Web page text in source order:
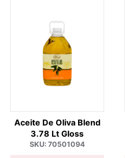
Aceite De Oliva Blend
3.78 Lt Gloss
SKU: 70501094